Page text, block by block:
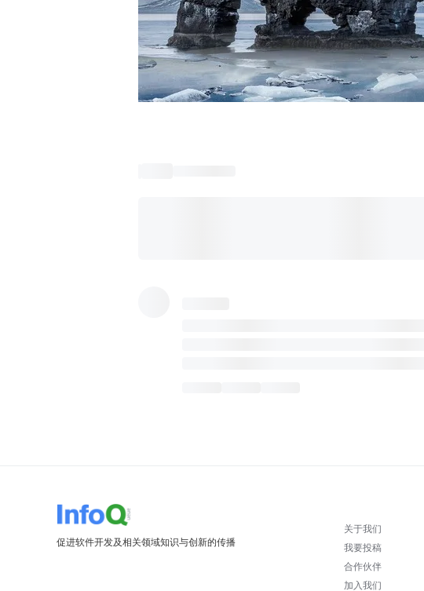
促进软件开发及相关领域知识与创新的传播
关于我们
我要投稿
合作伙伴
加入我们